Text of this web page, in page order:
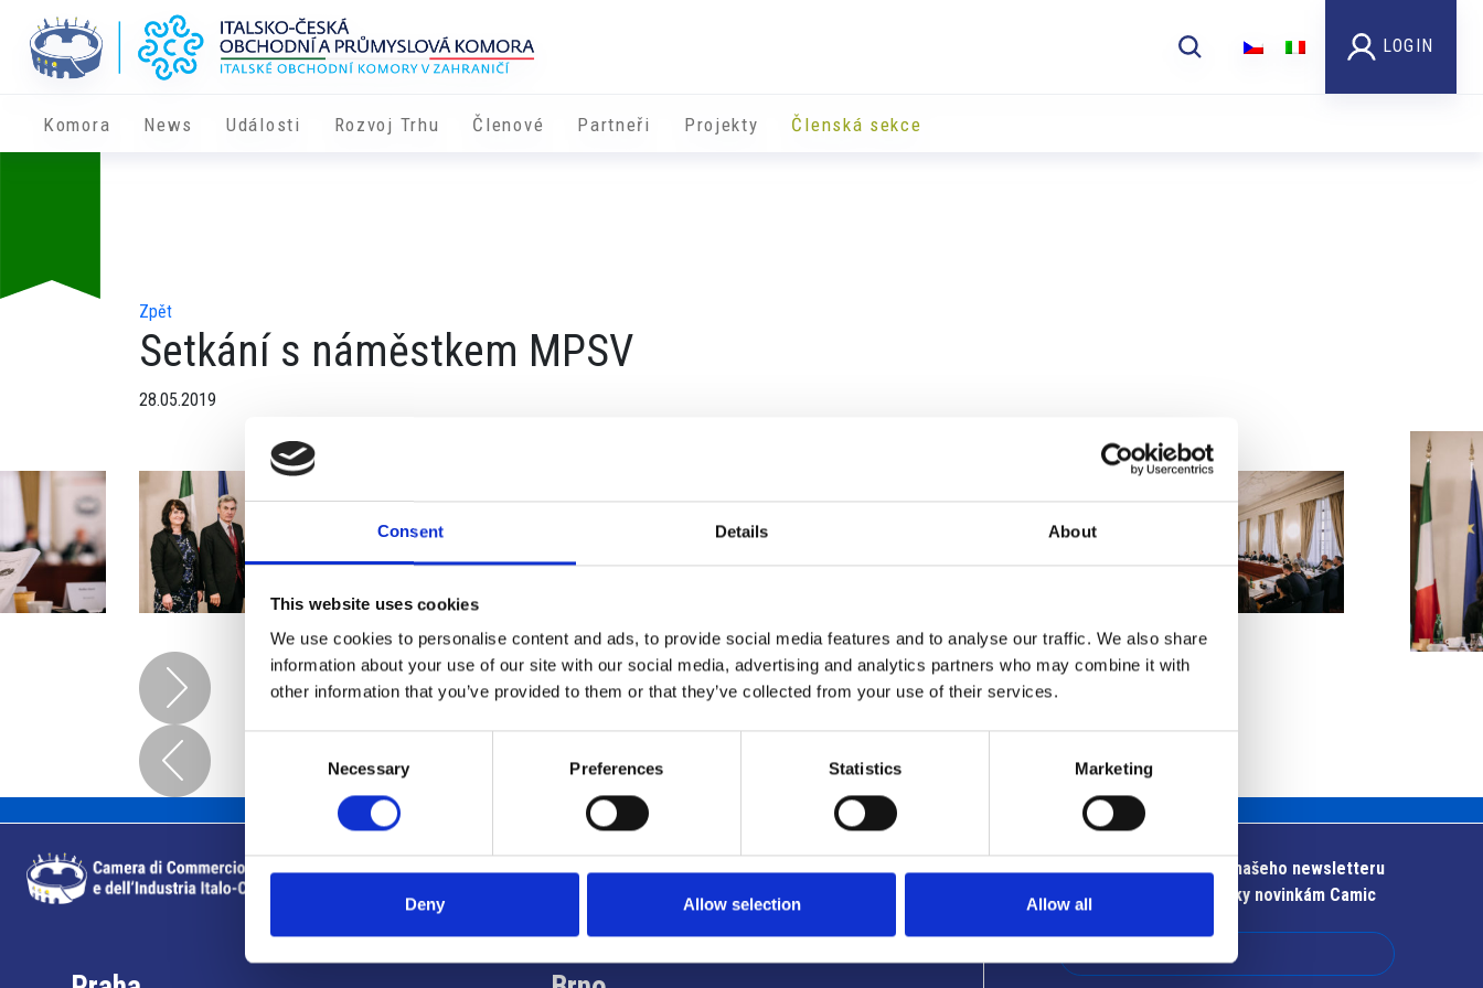
Consent Details About
This website uses cookies
We use cookies to personalise content and ads, to provide social media features and to analyse our traffic. We also share
information about your use of our site with our social media, advertising and analytics partners who may combine it with
other information that you’ve provided to them or that they’ve collected from your use of their services.
Necessary Preferences Statistics Marketing
Deny Allow selection Allow all
LOGIN
Komora News Události Rozvoj Trhu Členové Partneři ​​Projekty Členská sekce
Foto
Zpět
Setkání s náměstkem MPSV
28.05.2019
Užitečné informace
Přihlaste se k odběru našeho newsletteru
Zůstaňte v obraze díky novinkám Camic